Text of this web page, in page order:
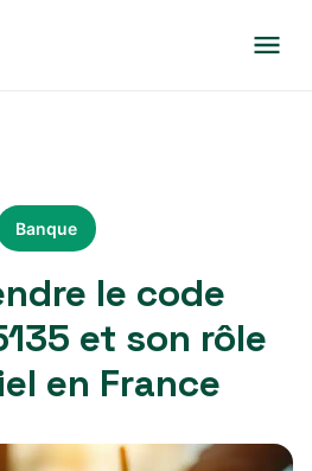
Banque
le code
et son rôle
en France